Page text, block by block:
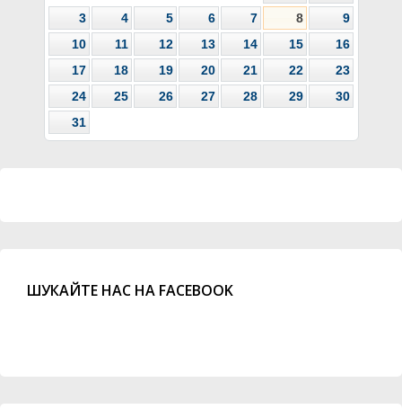
3
4 5 6 7 8
9
10
11 12 13 14 15
16
17
18 19 20 21 22
23
24
25 26 27 28 29
30
31
ШУКАЙТЕ НАС НА FACEBOOK